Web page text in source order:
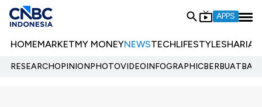
APPS
HOMEMARKETMY MONEYNEWSTECHLIFESTYLESHARIA
RESEARCHOPINIONPHOTOVIDEOINFOGRAPHIC